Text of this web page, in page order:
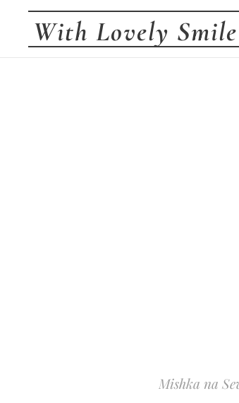
With Lovely Smile
Mishka na